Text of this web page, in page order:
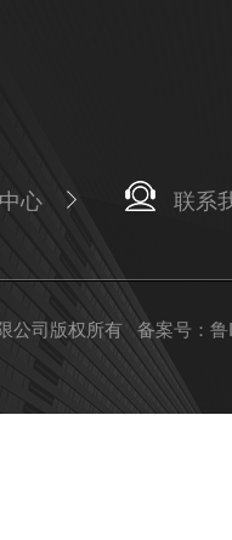
心 联系
公司版权所有备案号：